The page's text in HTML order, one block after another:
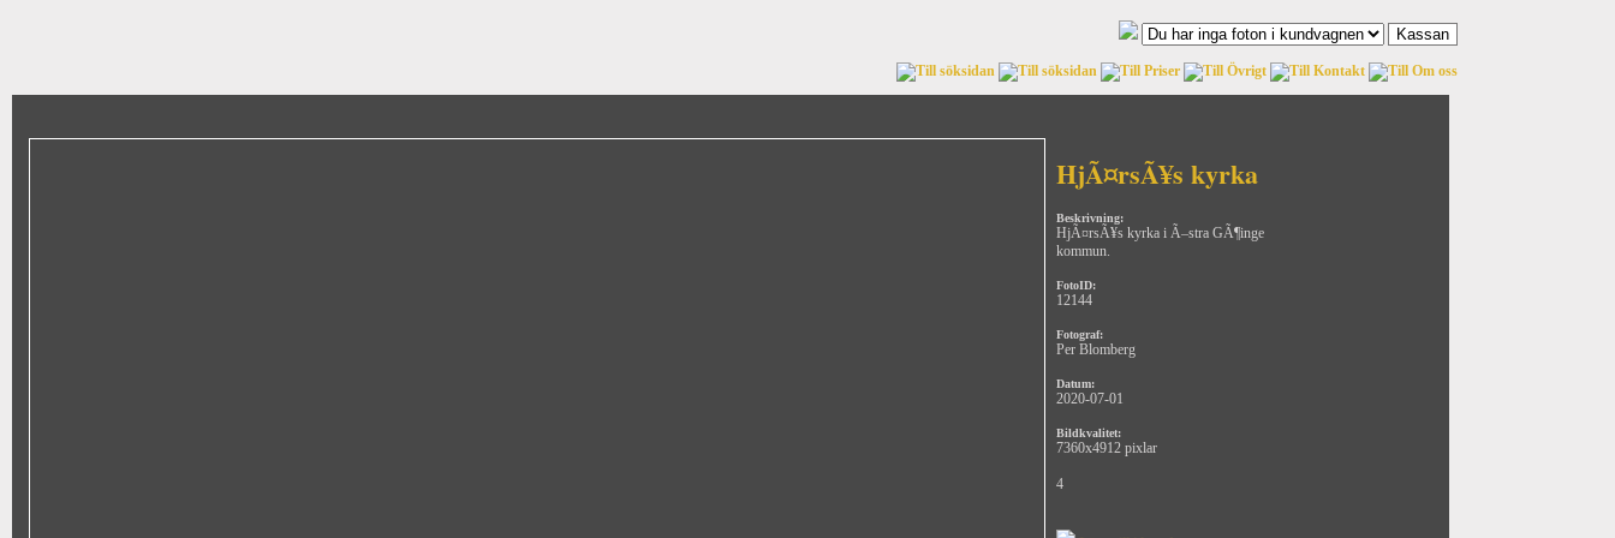
HjÃ¤rsÃ¥s kyrka
Beskrivning:
HjÃ¤rsÃ¥s kyrka i Ã–stra GÃ¶inge
kommun.
FotoID:
12144
Fotograf:
Per Blomberg
Datum:
2020-07-01
Bildkvalitet:
7360x4912 pixlar
4